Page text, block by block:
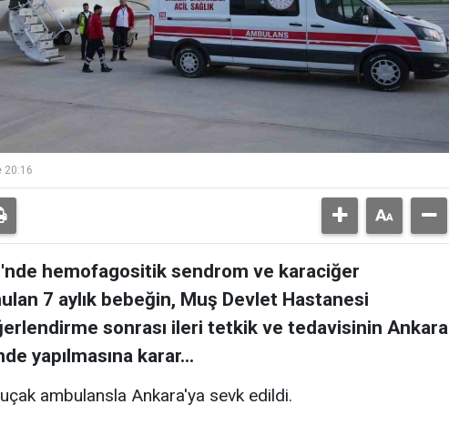
20:16
hemofagositik sendrom ve karaciğer
7 aylık bebeğin, Muş Devlet Hastanesi
sonrası ileri tetkik ve tedavisinin Ankara
yapılmasına karar...
ambulansla Ankara'ya sevk edildi.